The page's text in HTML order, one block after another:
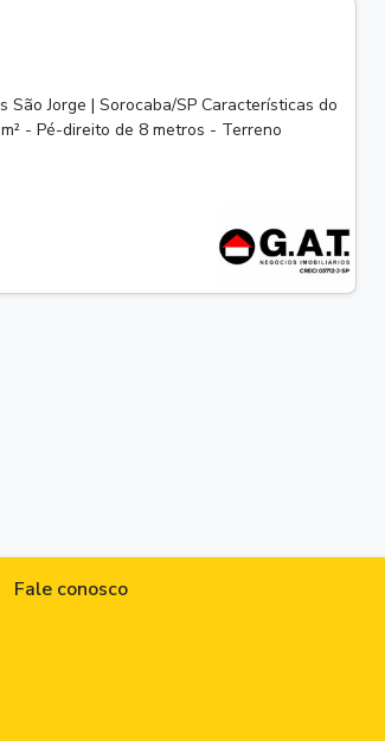
Jorge | Sorocaba/SP Características do
- Pé-direito de 8 metros - Terreno
Fale conosco